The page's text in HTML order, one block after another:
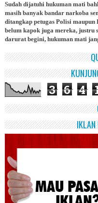
Sudah dijatuhi hukuman mati
masih banyak bandar narkoba
ditangkap petugas Polisi
belum kapok juga mereka,
darurat begini, hukuman mati
3 6 4